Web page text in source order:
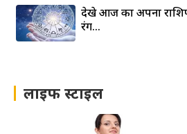
देखे आज का अपना
रंग…
लाइफ स्टाइल